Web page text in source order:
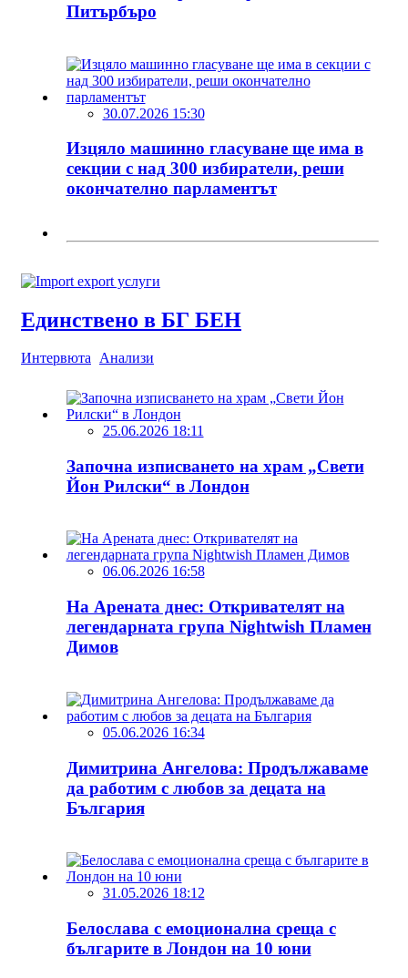
Питърбъро
30.07.2026 15:30
Изцяло машинно гласуване ще има в
секции с над 300 избиратели, реши
окончателно парламентът
Единствено в БГ БЕН
Интервюта Анализи
25.06.2026 18:11
Започна изписването на храм „Свети
Йон Рилски“ в Лондон
06.06.2026 16:58
На Арената днес: Откривателят на
легендарната група Nightwish Пламен
Димов
05.06.2026 16:34
Димитрина Ангелова: Продължаваме
да работим с любов за децата на
България
31.05.2026 18:12
Белослава с емоционална среща с
българите в Лондон на 10 юни